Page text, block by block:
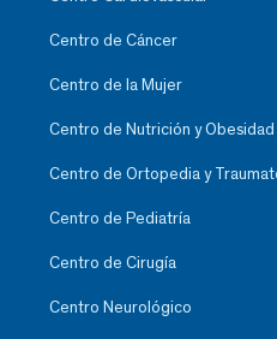
Centro de Cáncer
Centro de la Mujer
Centro de Nutrición y Obesidad
Centro de Ortopedia y
Centro de Pediatría
Centro de Cirugía
Centro Neurológico